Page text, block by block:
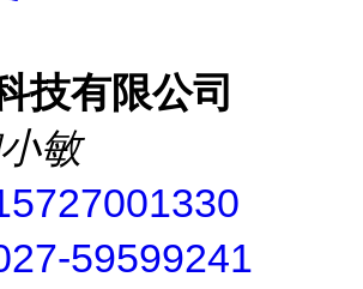
技有限公司
敏
59599241